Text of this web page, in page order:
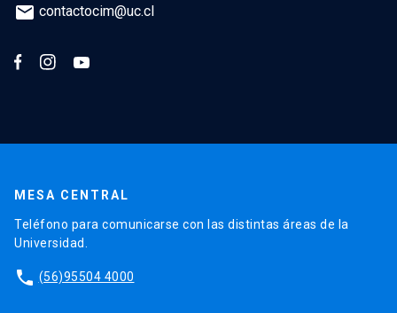
email contactocim@uc.cl
MESA CENTRAL
Teléfono para comunicarse con las distintas áreas de la
Universidad.
phone (56)95504 4000